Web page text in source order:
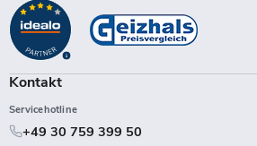
auf
FacebookInstagramLinkedInTikTokTwitch
Kontakt
Servicehotline
+49 30 759 399 50